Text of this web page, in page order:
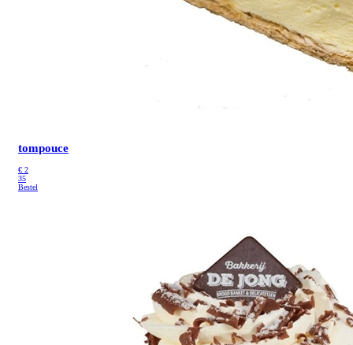
tompouce
€ 2
35
Bestel